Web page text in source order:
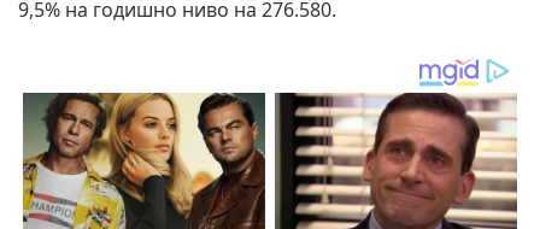
9,5% на годишно ниво на 276.580.